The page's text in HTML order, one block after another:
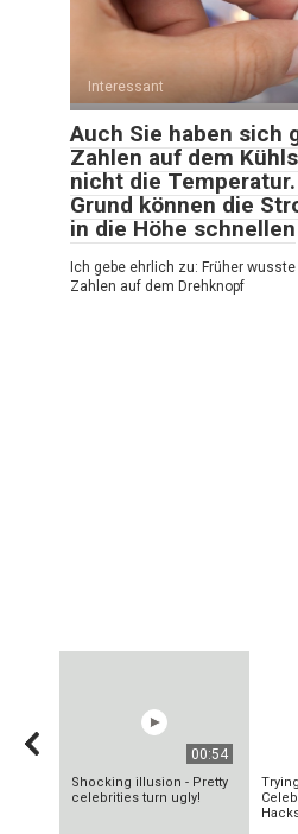
Interessant
Auch Sie haben sich
Zahlen auf dem
nicht die
Grund können die
in die Höhe schnellen
Ich gebe ehrlich zu: Früher
Zahlen auf dem Drehknopf
00:54
Shocking illusion - Pretty
celebrities turn ugly!